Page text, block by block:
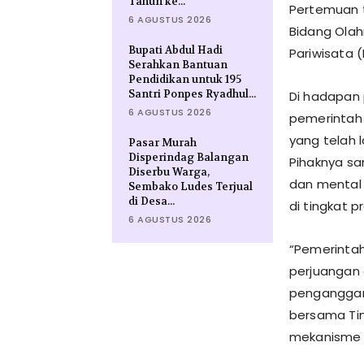
6 AGUSTUS 2026
Bupati Abdul Hadi
Serahkan Bantuan
Pendidikan untuk 195
Santri Ponpes Ryadhul...
6 AGUSTUS 2026
Pasar Murah
Disperindag Balangan
Diserbu Warga,
Sembako Ludes Terjual
di Desa...
6 AGUSTUS 2026
Pertemuan
Bidang
Pariwisata
Di
yang telah
Pihaknya
dan mental
di tingkat
perjuangan
bersama
mekanisme